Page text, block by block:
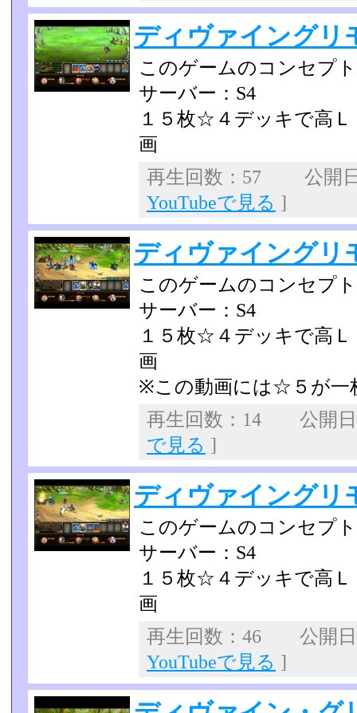
ディヴァイングリ
このゲームのコンセプ
サーバー：S4
１５枚☆４デッキで高
画
再生回数：57 公開
YouTubeで見る ]
ディヴァイングリ
このゲームのコンセプ
サーバー：S4
１５枚☆４デッキで高
画
※この動画には☆５が一
再生回数：14 公開
で見る ]
ディヴァイングリ
このゲームのコンセプ
サーバー：S4
１５枚☆４デッキで高
画
再生回数：46 公開
YouTubeで見る ]